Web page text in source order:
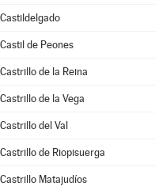
Castildelgado
Castil de Peones
Castrillo de la Reina
Castrillo de la Vega
Castrillo del Val
Castrillo de Riopisuerga
Castrillo Matajudíos